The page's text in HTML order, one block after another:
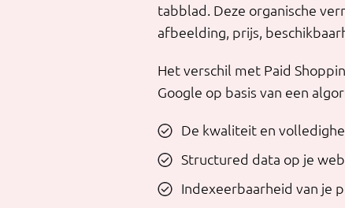
tabblad. Deze organische
afbeelding, prijs,
Het verschil met Paid
Google op basis van een
De kwaliteit en
Structured data op je
Indexeerbaarheid van je